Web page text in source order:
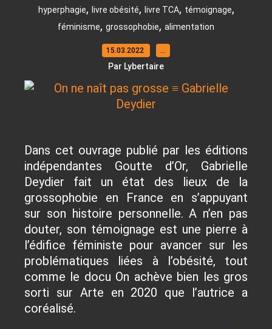
hyperphagie, livre obésité, livre TCA, témoignage,
féminisme, grossophobie, alimentation
15.03.2022 …
Par Lybertaire
Dans cet ouvrage publié par les éditions
indépendantes Goutte d’Or, Gabrielle
Deydier fait un état des lieux de la
grossophobie en France en s’appuyant
sur son histoire personnelle. A n’en pas
douter, son témoignage est une pierre à
l’édifice féministe pour avancer sur les
problématiques liées à l’obésité, tout
comme le docu On achève bien les gros
sorti sur Arte en 2020 que l’autrice a
coréalisé.